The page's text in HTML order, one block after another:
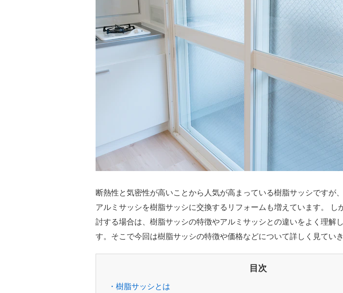
断熱性と気密性が高いことから人気が高まっている樹脂サッシですが
アルミサッシを樹脂サッシに交換するリフォームも増えています。 し
討する場合は、樹脂サッシの特徴やアルミサッシとの違いをよく理解
す。そこで今回は樹脂サッシの特徴や価格などについて詳しく見ていき
目次
・樹脂サッシとは